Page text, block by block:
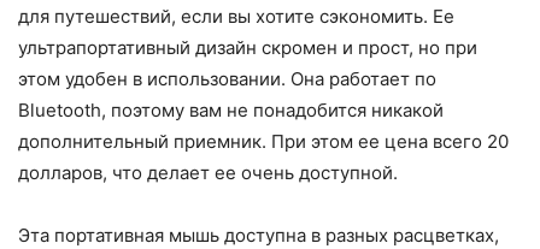
для путешествий, если вы хотите сэкономить. Ее
ультрапортативный дизайн скромен и прост, но при
этом удобен в использовании. Она работает по
Bluetooth, поэтому вам не понадобится никакой
дополнительный приемник. При этом ее цена всего 20
долларов, что делает ее очень доступной.
Эта портативная мышь доступна в разных расцветках,